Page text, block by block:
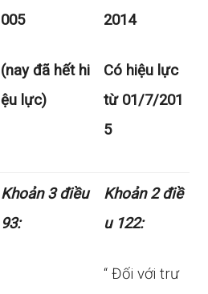
005
(nay đã hết hi
ệu lực)
2014
Có hiệu lực
từ 01/7/201
5
Khoản 3 điều
93:
Khoản 2 điề
u 122:
“ Đối với trư